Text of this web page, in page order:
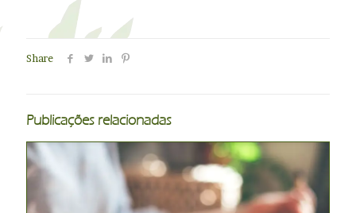
Share
Publicações relacionadas